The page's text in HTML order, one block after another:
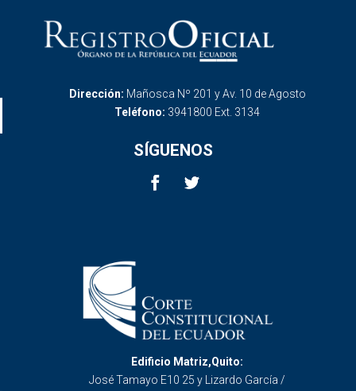
Dirección: Mañosca Nº 201 y Av. 10 de Agosto
Teléfono: 3941800 Ext. 3134
SÍGUENOS
Edificio Matriz,Quito:
José Tamayo E10 25 y Lizardo García /